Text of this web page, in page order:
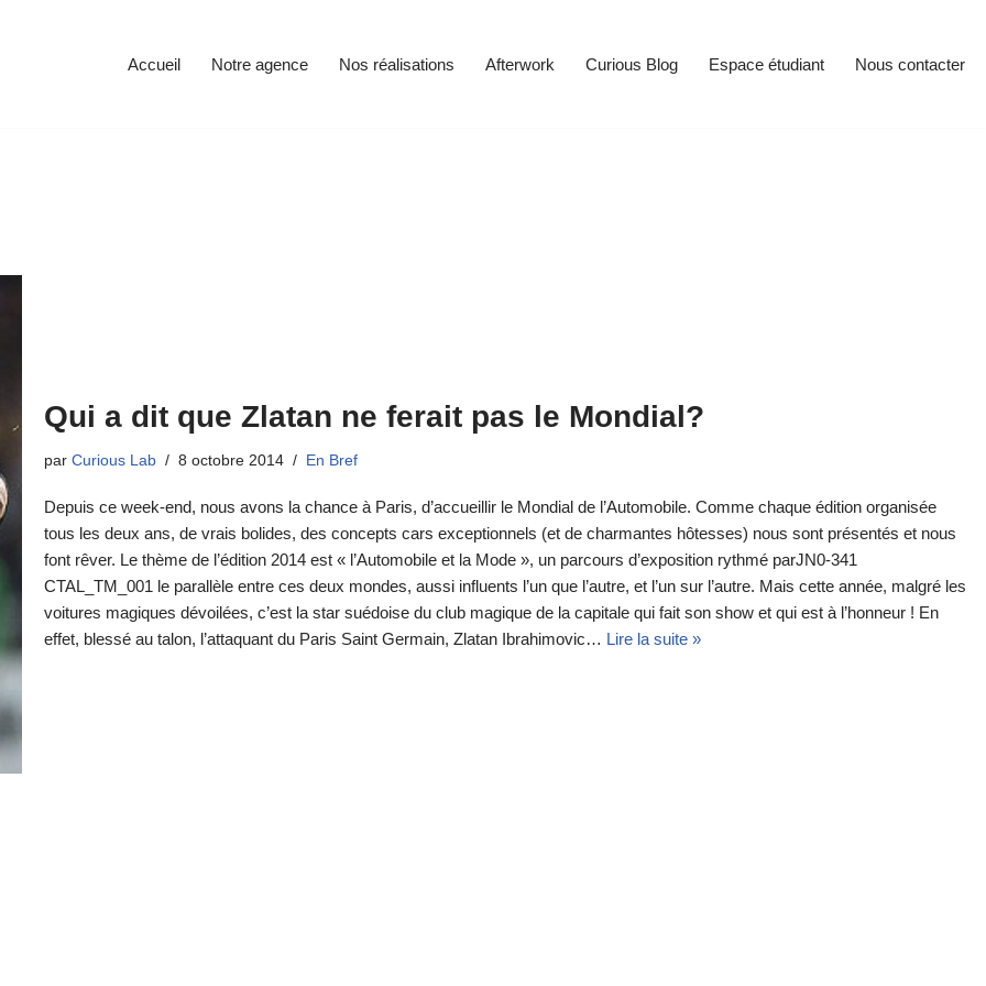
Accueil Notre agence Nos réalisations Afterwork Curious Blog Espace étudiant Nous contacter
Qui a dit que Zlatan ne ferait pas le Mondial?
par Curious Lab 8 octobre 2014 En Bref
Depuis ce week-end, nous avons la chance à Paris, d’accueillir le Mondial de l’Automobile. Comme chaque édition organisée
tous les deux ans, de vrais bolides, des concepts cars exceptionnels (et de charmantes hôtesses) nous sont présentés et nous
font rêver. Le thème de l’édition 2014 est « l’Automobile et la Mode », un parcours d’exposition rythmé parJN0-341
CTAL_TM_001 le parallèle entre ces deux mondes, aussi influents l’un que l’autre, et l’un sur l’autre. Mais cette année, malgré les
voitures magiques dévoilées, c’est la star suédoise du club magique de la capitale qui fait son show et qui est à l’honneur ! En
effet, blessé au talon, l’attaquant du Paris Saint Germain, Zlatan Ibrahimovic… Lire la suite »